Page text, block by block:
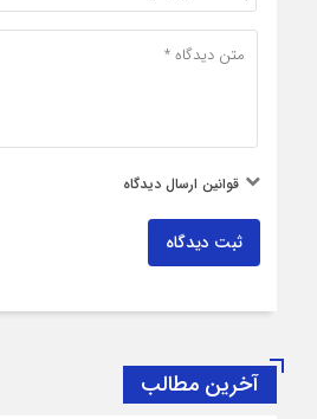
قوانین ارسال دیدگاه
ثبت دیدگاه
آخرین مطالب